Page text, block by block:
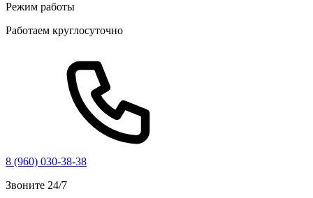
Режим работы
Работаем круглосуточно
8 (960) 030-38-38
Звоните 24/7